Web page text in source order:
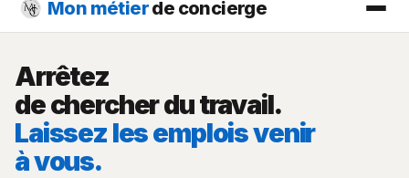
Mon métierde concierge
Arrêtez
de chercher du travail.
Laissez les emplois venir
à vous.